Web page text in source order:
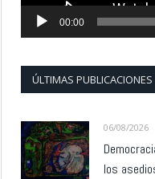
00:00
ÚLTIMAS PUBLICACIONES
06/08/2026
los